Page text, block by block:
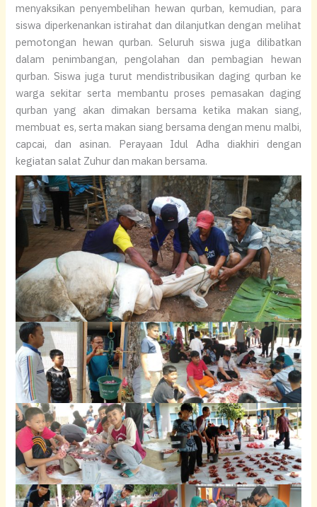
menyaksikan penyembelihan hewan qurban, kemudian, para
siswa diperkenankan istirahat dan dilanjutkan dengan melihat
pemotongan hewan qurban. Seluruh siswa juga dilibatkan
dalam penimbangan, pengolahan dan pembagian hewan
qurban. Siswa juga turut mendistribusikan daging qurban ke
warga sekitar serta membantu proses pemasakan daging
qurban yang akan dimakan bersama ketika makan siang,
membuat es, serta makan siang bersama dengan menu malbi,
capcai, dan asinan. Perayaan Idul Adha diakhiri dengan
kegiatan salat Zuhur dan makan bersama.